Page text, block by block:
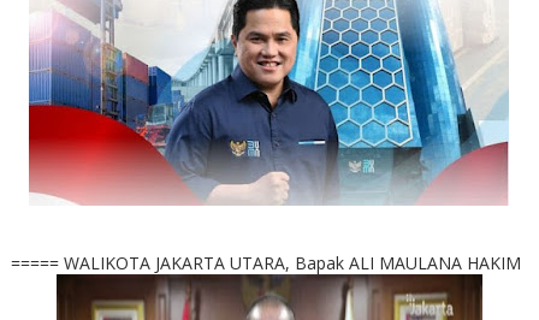
===== WALIKOTA JAKARTA UTARA, Bapak ALI MAULANA HAKIM